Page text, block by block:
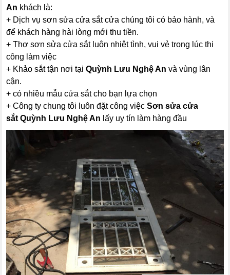
An khách là:
+ Dịch vụ sơn sửa cửa sắt cửa chúng tôi có bảo hành, và
để khách hàng hài lòng mới thu tiền.
+ Thợ sơn sửa cửa sắt luôn nhiệt tình, vui vẻ trong lúc thi
công làm việc
+ Khảo sắt tận nơi tạiQuỳnh Lưu Nghệ An và vùng lân
cận.
+ có nhiều mẫu cửa sắt cho bạn lựa chọn
+ Công ty chung tôi luôn đặt công việcSơn sửa cửa
sắtQuỳnh Lưu Nghệ An lấy uy tín làm hàng đầu